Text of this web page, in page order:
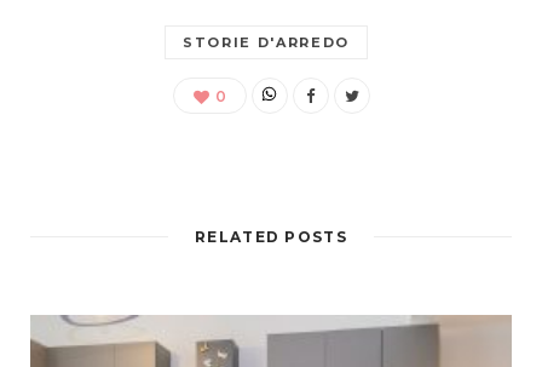
STORIE D'ARREDO
0
RELATED POSTS